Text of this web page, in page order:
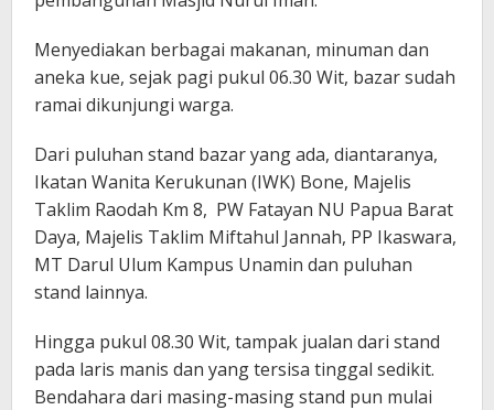
Menyediakan berbagai makanan, minuman dan
aneka kue, sejak pagi pukul 06.30 Wit, bazar sudah
ramai dikunjungi warga.
Dari puluhan stand bazar yang ada, diantaranya,
Ikatan Wanita Kerukunan (IWK) Bone, Majelis
Taklim Raodah Km 8, PW Fatayan NU Papua Barat
Daya, Majelis Taklim Miftahul Jannah, PP Ikaswara,
MT Darul Ulum Kampus Unamin dan puluhan
stand lainnya.
Hingga pukul 08.30 Wit, tampak jualan dari stand
pada laris manis dan yang tersisa tinggal sedikit.
Bendahara dari masing-masing stand pun mulai